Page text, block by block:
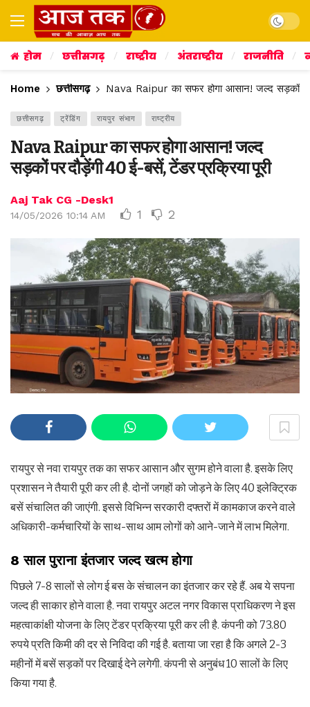
Dark
होम छत्तीसगढ़ राष्ट्रीय अंतराष्ट्रीय राजनीति
Home छत्तीसगढ़ Nava Raipur का सफर होगा आसान! जल्द सड़कों पर
छत्तीसगढ़ ट्रेंडिंग रायपुर संभाग राष्ट्रीय
Nava Raipur का सफर होगा आसान! जल्द
सड़कों पर दौड़ेंगी 40 ई-बसें, टेंडर प्रक्रिया पूरी
Aaj Tak CG -Desk1
14/05/2026 10:14 AM 1 2
रायपुर से नवा रायपुर तक का सफर आसान और सुगम होने वाला है. इसके लिए
प्रशासन ने तैयारी पूरी कर ली है. दोनों जगहों को जोड़ने के लिए 40 इलेक्ट्रिक
बसें संचालित की जाएंगी. इससे विभिन्न सरकारी दफ्तरों में कामकाज करने वाले
अधिकारी-कर्मचारियों के साथ-साथ आम लोगों को आने-जाने में लाभ मिलेगा.
8 साल पुराना इंतजार जल्द खत्म होगा
पिछले 7-8 सालों से लोग ई बस के संचालन का इंतजार कर रहे हैं. अब ये सपना
जल्द ही साकार होने वाला है. नवा रायपुर अटल नगर विकास प्राधिकरण ने इस
महत्वाकांक्षी योजना के लिए टेंडर प्रक्रिया पूरी कर ली है. कंपनी को 73.80
रुपये प्रति किमी की दर से निविदा की गई है. बताया जा रहा है कि अगले 2-3
महीनों में बसें सड़कों पर दिखाई देने लगेगी. कंपनी से अनुबंध 10 सालों के लिए
किया गया है.